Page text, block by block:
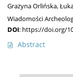
Grażyna Orlińska,
Wiadomości
DOI: https://doi.org/
Abstract